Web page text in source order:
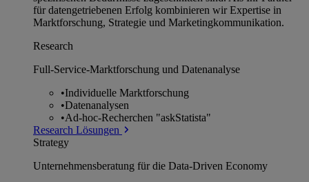
für datengetriebenen Erfolg kombinieren wir Expertise in
Marktforschung, Strategie und Marketingkommunikation.
Research
Full-Service-Marktforschung und Datenanalyse
•Individuelle Marktforschung
•Datenanalysen
•Ad-hoc-Recherchen "askStatista"
Research Lösungen
Strategy
Unternehmens­beratung für die Data-Driven Economy